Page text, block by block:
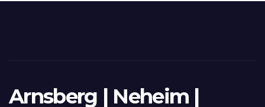
Arnsberg | Neheim |